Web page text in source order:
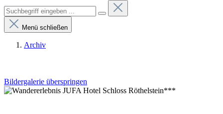
Menü schließen
Archiv
Bildergalerie überspringen